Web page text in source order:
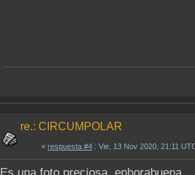
re.: CIRCUMPOLAR
« respuesta #4 : Vie, 13 Nov 2020, 21:11